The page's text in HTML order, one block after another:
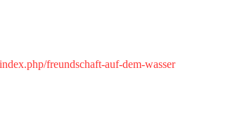
freundschaft-auf-dem-wasser